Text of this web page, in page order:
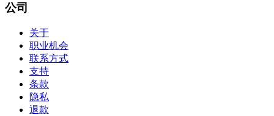
公司
关于
职业机会
联系方式
支持
条款
隐私
退款